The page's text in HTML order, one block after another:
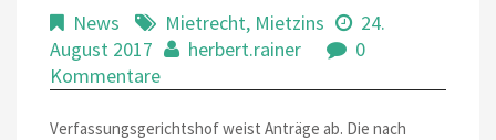
News Mietrecht, Mietzins
24.
August 2017
herbert.rainer
0
Kommentare
Verfassungsgerichtshof weist Anträge ab. Die nach